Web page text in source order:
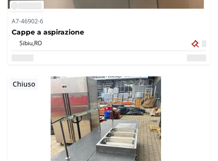
A7-46902-6
Cappe a aspirazione
Sibiu,RO
Chiuso